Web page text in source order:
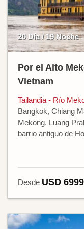
20 Día / 19 Noche
Por el Alto
Vietnam
Tailandia - Río
Bangkok, Chiang
Mekong, Luang
barrio antiguo de
Desde USD 6999